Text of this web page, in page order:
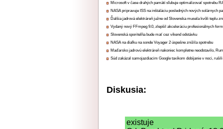
Microsoft v čase drahých pamätí sľubuje optimalizovať spotrebu
NASA pripravuje ISS na inštaláciu posledných nových solárnych
Ďalšia jadrová elektráreň južne od Slovenska musela kvôli teplu
Vydaný nový FFmpeg 9.0, zlepšil akceleráciu profesionálnych
Slovenská sporiteľňa bude mať cez víkend odstávku
NASA na diaľku na sonde Voyager 2 úspešne znížila spotrebu
Maďarsko jadrovú elektráreň nakoniec kompletne neodstavilo,
Súd zakázal samojazdiacim Google taxíkom dobíjanie v noci,
Diskusia:
existuje